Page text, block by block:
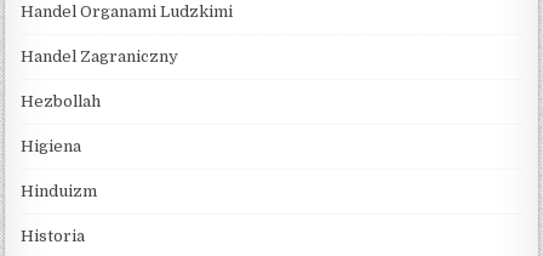
Handel Organami Ludzkimi
Handel Zagraniczny
Hezbollah
Higiena
Hinduizm
Historia